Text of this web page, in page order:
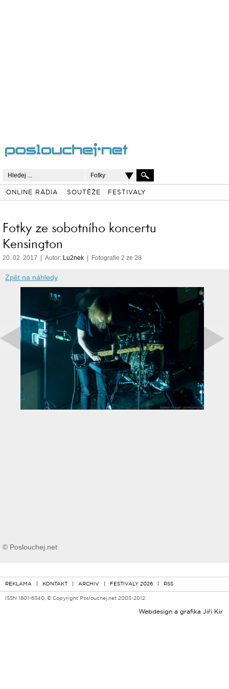
Fotky
ONLINE RÁDIA SOUTĚŽE FESTIVALY
Fotky ze sobotního koncertu
Kensington
20. 02. 2017 | Autor: Lu2nek | Fotografie 2 ze 28
Zpět na náhledy
© Poslouchej.net
REKLAMA | KONTAKT | ARCHIV | FESTIVALY 2026 | RSS
ISSN 1801-6340, © Copyright Poslouchej.net 2003-2012
Webdesign a grafika Jiří Kir